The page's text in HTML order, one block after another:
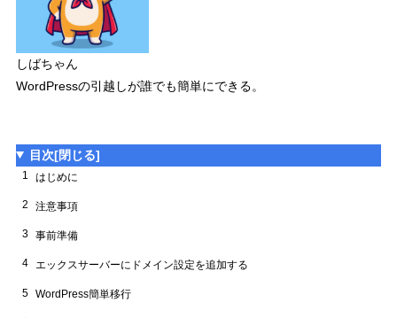
しばちゃん
WordPressの引越しが誰でも簡単にできる。
目次[閉じる]
1 はじめに
2 注意事項
3 事前準備
4 エックスサーバーにドメイン設定を追加する
5 WordPress簡単移行
5.4 データ移行の進行中
5.5 データ移行の完了
5.6 移行済みWordPress一覧
7 ネームサーバーを変更する
7.1 XServerアカウントにログインする
7.1.1
7.2 ネームサーバー設定
7.3 確認画面
7.4 変更完了